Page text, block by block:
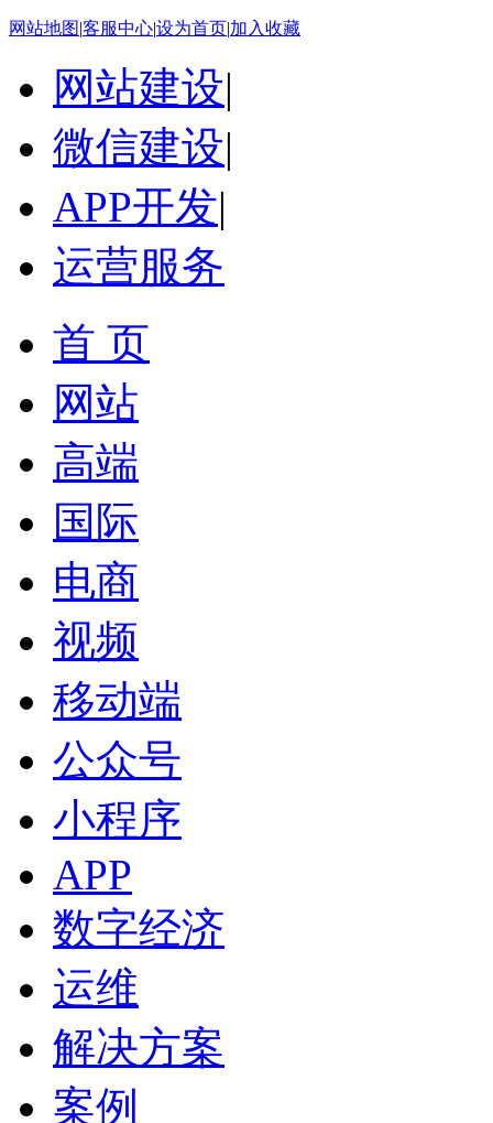
网站地图|客服中心|设为首页|加入收藏
网站建设|
微信建设|
APP开发|
运营服务
首 页
网站
高端
国际
电商
视频
移动端
公众号
小程序
APP
数字经济
运维
解决方案
案例